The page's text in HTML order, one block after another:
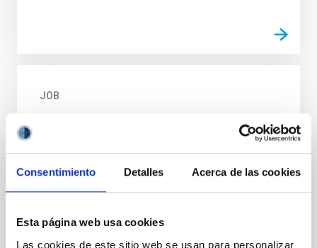
Consentimiento Detalles Acerca de las cookies
Esta página web usa cookies
Las cookies de este sitio web se usan para personalizar
JOB
Cinco contratos Ingeniería Especialidad
contratos laborales de duración indefinida (Artículo
23bis de la Ley 14/2011, de 1 de junio, de la Ciencia...